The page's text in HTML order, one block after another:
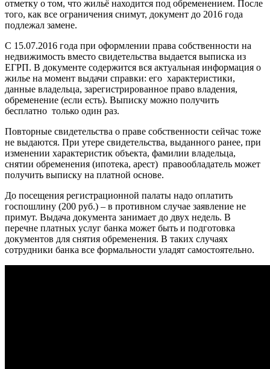
отметку о том, что жильё находится под обременением. После
того, как все ограничения снимут, документ до 2016 года
подлежал замене.
С 15.07.2016 года при оформлении права собственности на
недвижимость вместо свидетельства выдается выписка из
ЕГРП. В документе содержится вся актуальная информация о
жилье на момент выдачи справки: его характеристики,
данные владельца, зарегистрированное право владения,
обременение (если есть). Выписку можно получить
бесплатно только один раз.
Повторные свидетельства о праве собственности сейчас тоже
не выдаются. При утере свидетельства, выданного ранее, при
изменении характеристик объекта, фамилии владельца,
снятии обременения (ипотека, арест) правообладатель может
получить выписку на платной основе.
До посещения регистрационной палаты надо оплатить
госпошлину (200 руб.) – в противном случае заявление не
примут. Выдача документа занимает до двух недель. В
перечне платных услуг банка может быть и подготовка
документов для снятия обременения. В таких случаях
сотрудники банка все формальности уладят самостоятельно.